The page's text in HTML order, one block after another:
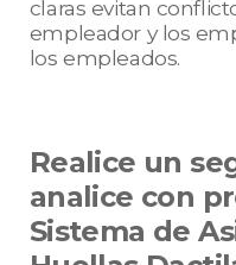
claras evitan
empleador y los
los empleados.
Realice un
analice con
Sistema de